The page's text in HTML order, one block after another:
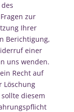
zur
Ihrer
Berichtigung,
einer
uns wenden.
Recht auf
Löschung
diesem